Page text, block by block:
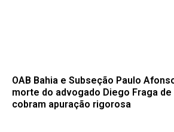
OAB Bahia e Subseção Paulo
morte do advogado Diego Fraga
cobram apuração rigorosa